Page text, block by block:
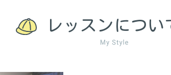
レッスンについ